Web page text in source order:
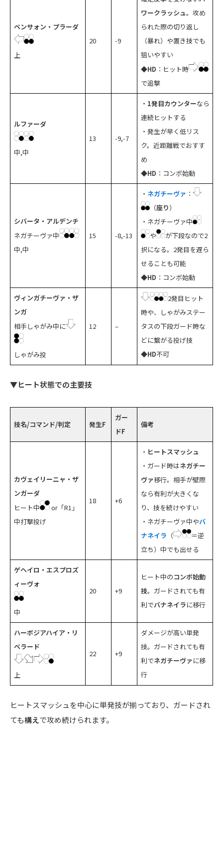
ベンサォン・プラーダ
上
20 -9
ワークラッシュ。攻め
られた際の切り返し
（暴れ）や置き技でも
狙いやすい
◆HD ：ヒット時
で追撃
ルファーダ
中,中
13 -9,-7
・ 1発目カウンターなら
連続ヒットする
・発生が早く低リス
ク。近距離戦でおすす
め
◆HD ：コンボ始動
シバータ・アルデンチ
ネガチーヴァ中
中,中
15 -8,-13
・ ネガチーヴァ ：
（座り）
・ネガチーヴァ中
や
が下段なので2
択になる。2発目を遅ら
せることも可能
◆HD ：コンボ始動
ヴィンガチーヴァ・ザ
ンガ
相手しゃがみ中に
しゃがみ投
12 –
2発目ヒット
時や、しゃがみステー
タスの下段ガード時な
どに繋がる投げ技
◆HD不可
▼ヒート状態での主要技
技名/コマンド/判定 発生F
ガー
ドF
備考
カヴェイリーニャ・ザ
ンガーダ
ヒート中
or「R1」
中打撃投げ
18 +6
・ ヒートスマッシュ
・ガード時はネガチー
ヴァ移行。相手が壁際
なら有利が大きくな
り、技を続けやすい
・ネガチーヴァ中やバ
ナネイラ （
＝逆
立ち）中でも出せる
ゲヘイロ・エスプロズ
ィーヴォ
中
20 +9
ヒート中のコンボ始動
技。ガードされても有
利でバナネイラに移行
ハーボジアハイア・リ
ベラード
上
22 +9
ダメージが高い単発
技。ガードされても有
利でネガチーヴァに移
行
ヒートスマッシュを中心に単発技が揃っており、ガードされ
ても構えで攻め続けられます。